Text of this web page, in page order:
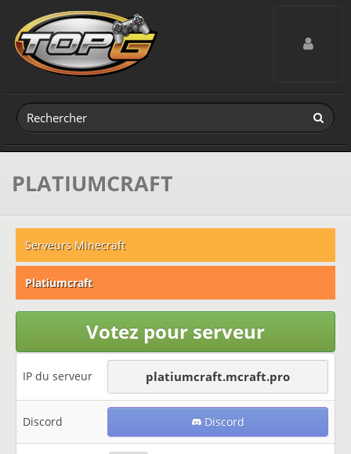
Toggle
PLATIUMCRAFT
Serveurs Minecraft
Platiumcraft
Votez pour serveur
IP du serveur platiumcraft.mcraft.pro
Discord Discord